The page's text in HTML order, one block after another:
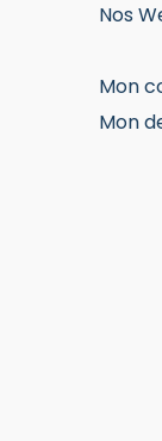
Nos
Mon
Mon